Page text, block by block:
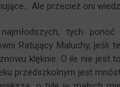
Ale przecież oni
tych ponoć
Ratujący Maluchy, jeśli
klęknie. O ile nie jest
przedszkolnym jest